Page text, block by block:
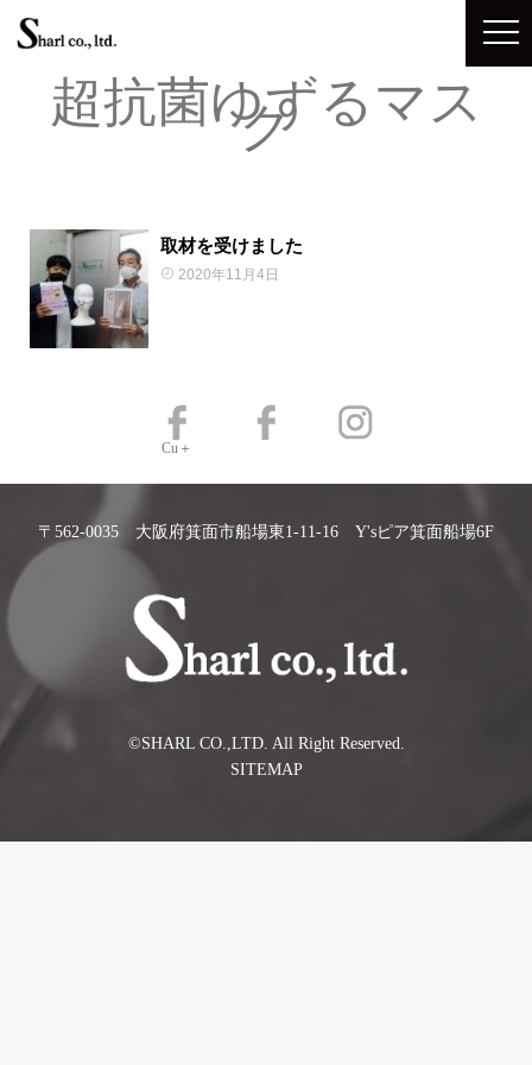
超抗菌ゆずるマス
ク
取材を受けました
2020年11月4日
Cu＋
〒562-0035 大阪府箕面市船場東1-11-16 Y'sピア箕面船場6F
©️SHARL CO.,LTD. All Right Reserved.
SITEMAP